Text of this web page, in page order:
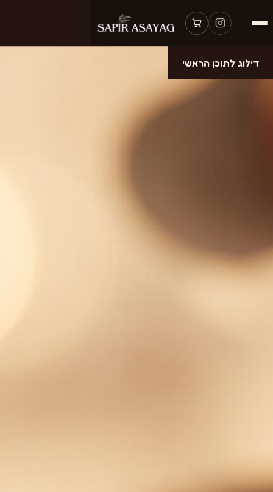
דילוג לתוכן הראשי